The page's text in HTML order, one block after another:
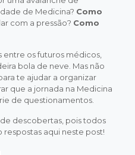
de Medicina? Como
com a pressão? Como
entre os futuros médicos,
bola de neve. Mas não
te ajudar a organizar
que a jornada na Medicina
de questionamentos.
descobertas, pois todos
respostas aqui neste post!